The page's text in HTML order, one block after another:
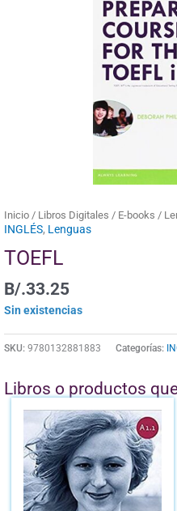
Inicio / Libros Digitales / E-books /
INGLÉS, Lenguas
TOEFL
B/.33.25
Sin existencias
SKU: 9780132881883 Categorías:
Libros o productos